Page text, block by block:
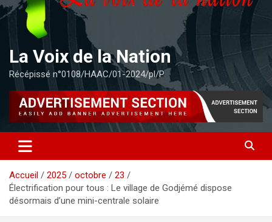
La Voix de la Nation
Récépissé n°0108/HAAC/01-2024/pl/P
Accueil 2025 octobre
23
Électrification pour tous : Le village de Godjémé dispose
désormais d’une mini-centrale solaire